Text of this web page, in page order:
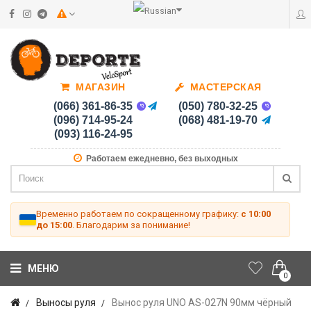
МАГАЗИН
(066) 361-86-35
(096) 714-95-24
(093) 116-24-95
МАСТЕРСКАЯ
(050) 780-32-25
(068) 481-19-70
Работаем ежедневно, без выходных
Временно работаем по сокращенному графику: с 10:00
до 15:00 . Благодарим за понимание!
0
МЕНЮ
Выносы руля Вынос руля UNO AS-027N 90мм чёрный